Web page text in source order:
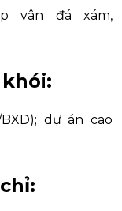
vân đá xám,
dự án cao